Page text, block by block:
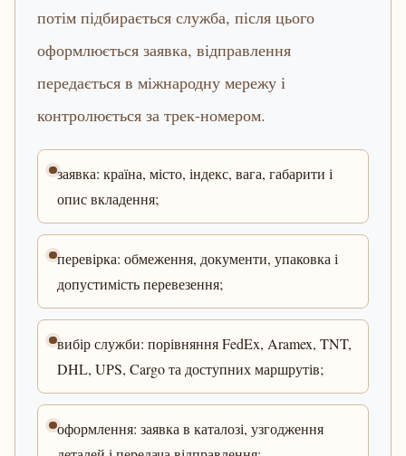
потім підбирається служба, після цього
оформлюється заявка, відправлення
передається в міжнародну мережу і
контролюється за трек-номером.
заявка: країна, місто, індекс, вага, габарити і
опис вкладення;
перевірка: обмеження, документи, упаковка і
допустимість перевезення;
вибір служби: порівняння FedEx, Aramex, TNT,
DHL, UPS, Cargo та доступних маршрутів;
оформлення: заявка в каталозі, узгодження